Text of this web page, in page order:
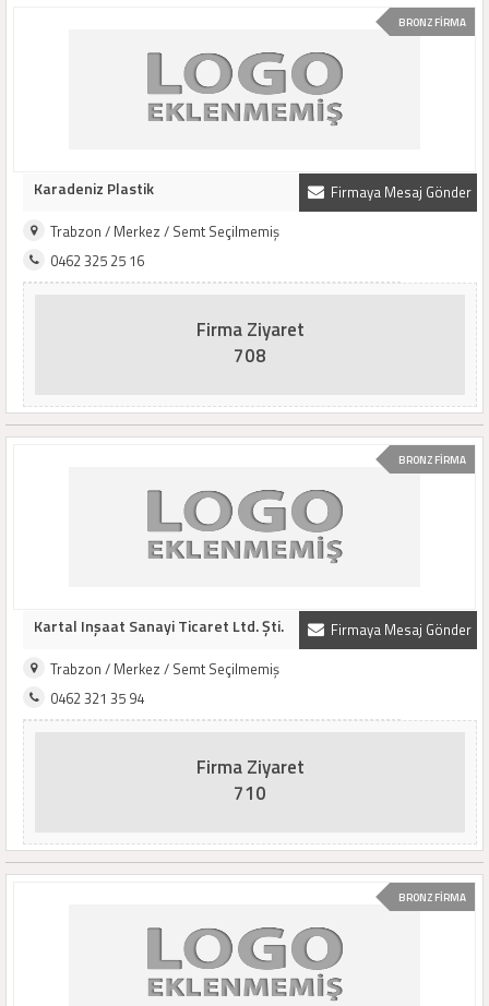
BRONZ FİRMA
Firmaya Mesaj Gönder
Karadeniz Plastik
Trabzon / Merkez / Semt Seçilmemiş
0462 325 25 16
Firma Ziyaret
708
BRONZ FİRMA
Firmaya Mesaj Gönder
Kartal Inşaat Sanayi Ticaret Ltd. Şti.
Trabzon / Merkez / Semt Seçilmemiş
0462 321 35 94
Firma Ziyaret
710
BRONZ FİRMA